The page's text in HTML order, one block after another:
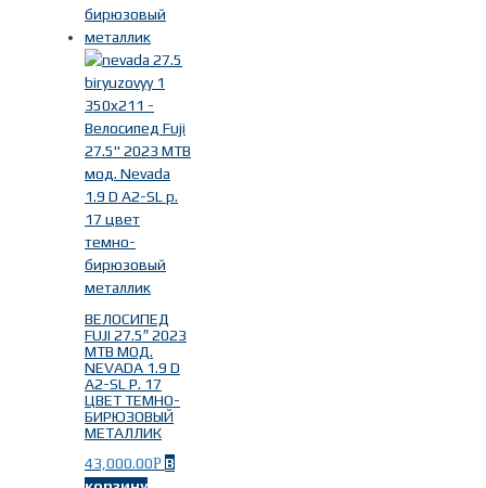
ВЕЛОСИПЕД
FUJI 27.5″ 2023
MTB МОД.
NEVADA 1.9 D
A2-SL Р. 17
ЦВЕТ ТЕМНО-
БИРЮЗОВЫЙ
МЕТАЛЛИК
43,000.00Р В